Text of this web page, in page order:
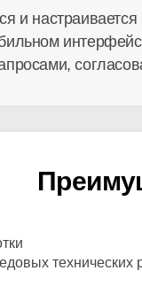
и